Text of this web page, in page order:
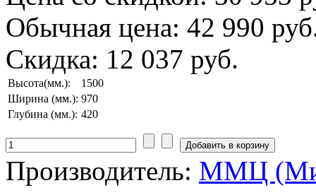
Обычная цена: 42 990
Скидка: 12 037 руб.
Высота(мм.):
1500
Ширина (мм.): 970
Глубина (мм.): 420
Производитель: ММЦ